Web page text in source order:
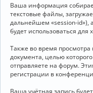
Ваша информация
текстовые файлы,
дальнейшем «session-id»),
будет использоваться
Также во время
документа, целью
отправляете на форум.
регистрации в
Ваша учётная запись